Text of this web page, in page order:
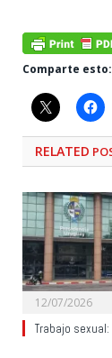
Comparte esto:
RELATED
12/07/2026
Trabajo